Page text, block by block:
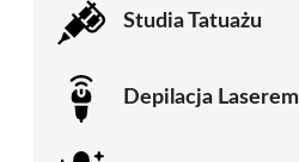
Studia Tatuażu
Depilacja Laserem